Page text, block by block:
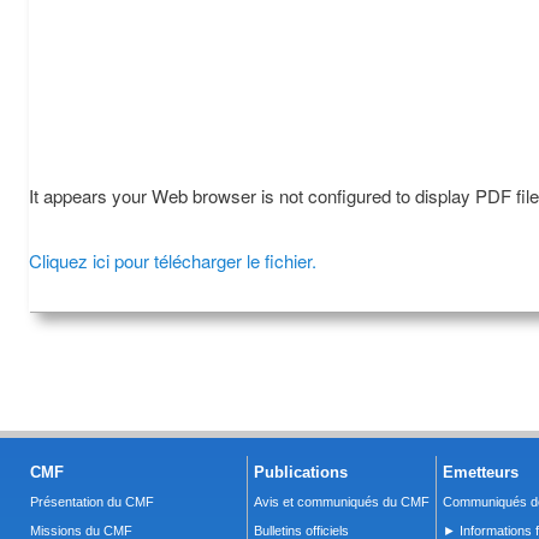
It appears your Web browser is not configured to display PDF
Cliquez ici pour télécharger le fichier.
CMF
Présentation du CMF
Missions du CMF
Publications
Avis et communiqués du CMF
Bulletins officiels
Emetteurs
Communiqués
► Informations